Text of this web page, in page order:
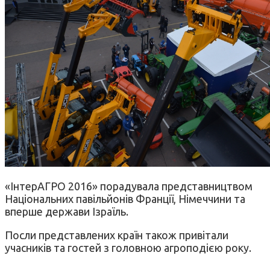
«ІнтерАГРО 2016» порадувала представництвом
Національних павільйонів Франції, Німеччини та
вперше держави Ізраїль.
Посли представлених країн також привітали
учасників та гостей з головною агроподією року.